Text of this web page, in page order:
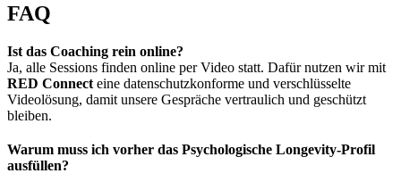
FAQ
Ist das Coaching rein online?
Ja, alle Sessions finden online per Video statt. Dafür nutzen wir mit
RED Connect eine datenschutzkonforme und verschlüsselte
Videolösung, damit unsere Gespräche vertraulich und geschützt
bleiben.
Warum muss ich vorher das Psychologische Longevity-Profil
ausfüllen?